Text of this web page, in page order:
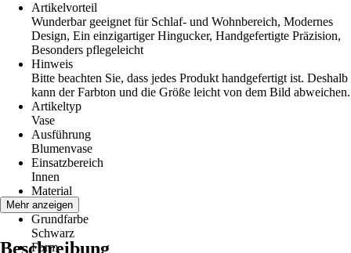
Artikelvorteil
Wunderbar geeignet für Schlaf- und Wohnbereich, Modernes
Design, Ein einzigartiger Hingucker, Handgefertigte Präzision,
Besonders pflegeleicht
Hinweis
Bitte beachten Sie, dass jedes Produkt handgefertigt ist. Deshalb
kann der Farbton und die Größe leicht von dem Bild abweichen.
Artikeltyp
Vase
Ausführung
Blumenvase
Einsatzbereich
Innen
Material
Porzellan
Grundfarbe
Schwarz
Form
Mehr anzeigen
Beschreibung